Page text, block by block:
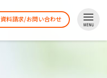
資料請求/お問い合わせ